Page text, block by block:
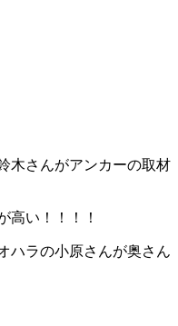
木さんがアンカーの取材
高い！！！！
ハラの小原さんが奥さん